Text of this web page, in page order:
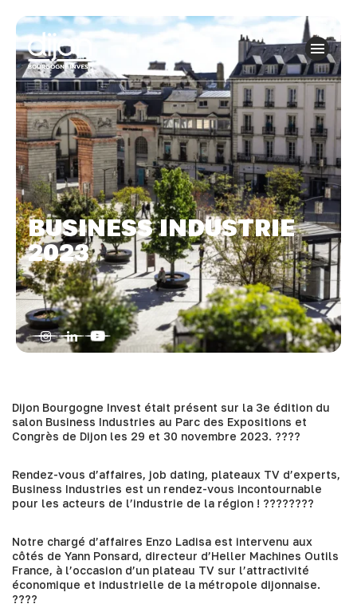
BUSINESS INDUSTRIE
2023
Dijon Bourgogne Invest était présent sur la 3e édition du
salon Business Industries au Parc des Expositions et
Congrès de Dijon les 29 et 30 novembre 2023. ????
Rendez-vous d’affaires, job dating, plateaux TV d’experts,
Business Industries est un rendez-vous incontournable
pour les acteurs de l’industrie de la région ! ????‍????
Notre chargé d’affaires Enzo Ladisa est intervenu aux
côtés de Yann Ponsard, directeur d’Heller Machines Outils
France, à l’occasion d’un plateau TV sur l’attractivité
économique et industrielle de la métropole dijonnaise.
????